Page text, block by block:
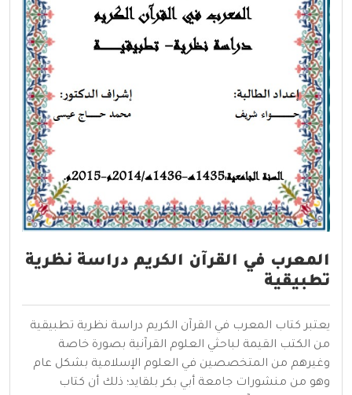
المعرب في القرآن الكريم دراسة نظرية
تطبيقية
يعتبر كتاب المعرب في القرآن الكريم دراسة نظرية تطبيقية
من الكتب القيمة لباحثي العلوم القرآنية بصورة خاصة
وغيرهم من المتخصصين في العلوم الإسلامية بشكل عام
وهو من منشورات جامعة أبي بكر بلقايد؛ ذلك أن كتاب